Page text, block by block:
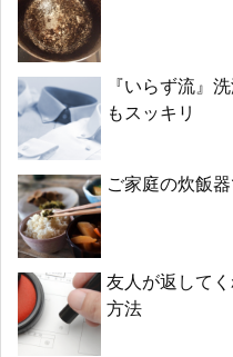
『いらず流』
もスッキリ
ご家庭の炊飯
友人が返して
方法